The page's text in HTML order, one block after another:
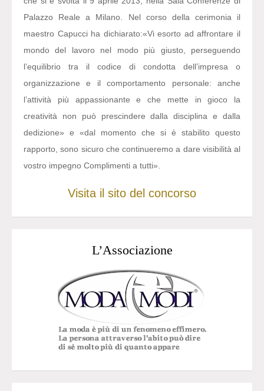
Palazzo Reale a Milano. Nel corso della cerimonia il
maestro Capucci ha dichiarato:«Vi esorto ad affrontare il
mondo del lavoro nel modo più giusto, perseguendo
l’equilibrio tra il codice di condotta dell’impresa o
organizzazione e il comportamento personale: anche
l’attività più appassionante e che mette in gioco la
creatività non può prescindere dalla disciplina e dalla
dedizione» e «dal momento che si è stabilito questo
rapporto, sono sicuro che continueremo a dare visibilità al
vostro impegno Complimenti a tutti».
Visita il sito del concorso
L’Associazione